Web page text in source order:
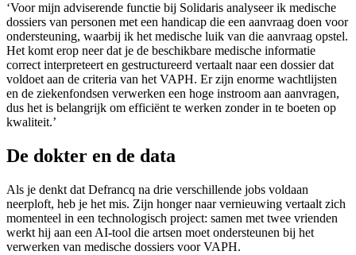
‘Voor mijn adviserende functie bij Solidaris analyseer ik medische
dossiers van personen met een handicap die een aanvraag doen voor
ondersteuning, waarbij ik het medische luik van die aanvraag opstel.
Het komt erop neer dat je de beschikbare medische informatie
correct interpreteert en gestructureerd vertaalt naar een dossier dat
voldoet aan de criteria van het VAPH. Er zijn enorme wachtlijsten
en de ziekenfondsen verwerken een hoge instroom aan aanvragen,
dus het is belangrijk om efficiënt te werken zonder in te boeten op
kwaliteit.’
De dokter en de data
Als je denkt dat Defrancq na drie verschillende jobs voldaan
neerploft, heb je het mis. Zijn honger naar vernieuwing vertaalt zich
momenteel in een technologisch project: samen met twee vrienden
werkt hij aan een AI-tool die artsen moet ondersteunen bij het
verwerken van medische dossiers voor VAPH.